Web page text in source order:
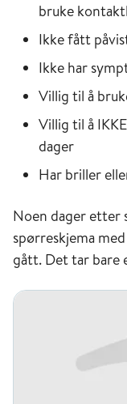
bruke
Ikke fått
Ikke har
Villig til å
Villig til å
dager
Har briller
Noen dager etter
spørreskjema med
gått. Det tar bare
Forsker Atle